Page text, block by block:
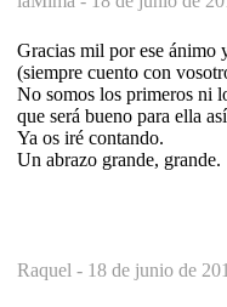
Gracias mil por ese ánimo
(siempre cuento con
No somos los primeros ni
que será bueno para ella
Ya os iré contando.
Un abrazo grande, grande.
Raquel - 18 de junio de